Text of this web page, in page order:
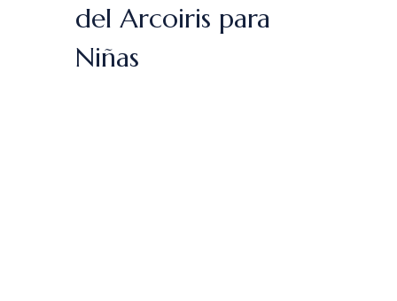
del Arcoiris para
Niñas